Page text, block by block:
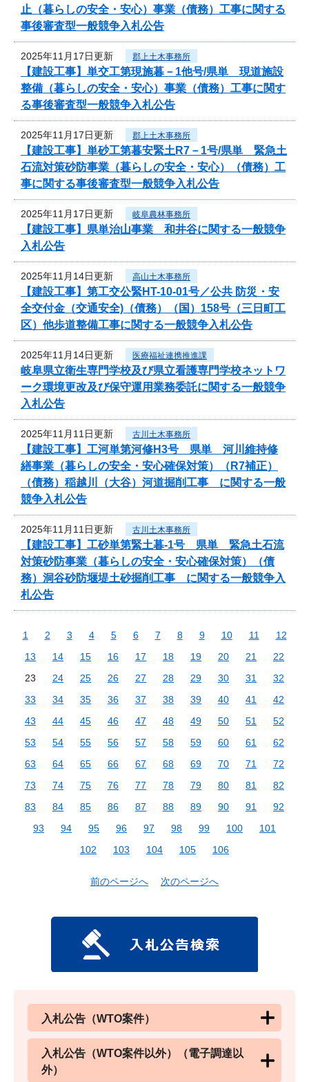
止（暮らしの安全・安心）事業（債務）工事に関する
事後審査型一般競争入札公告
2025年11月17日更新 郡上土木事務所
【建設工事】単交工第現施暮－1他号/県単 現道施設
整備（暮らしの安全・安心）事業（債務）工事に関す
る事後審査型一般競争入札公告
2025年11月17日更新 郡上土木事務所
【建設工事】単砂工第暮安緊土R7－1号/県単 緊急土
石流対策砂防事業（暮らしの安全・安心）（債務）工
事に関する事後審査型一般競争入札公告
2025年11月17日更新 岐阜農林事務所
【建設工事】県単治山事業 和井谷に関する一般競争
入札公告
2025年11月14日更新 高山土木事務所
【建設工事】第工交公緊HT-10-01号／公共 防災・安
全交付金（交通安全)（債務）（国）158号（三日町工
区）他歩道整備工事に関する一般競争入札公告
2025年11月14日更新 医療福祉連携推進課
岐阜県立衛生専門学校及び県立看護専門学校ネットワ
ーク環境更改及び保守運用業務委託に関する一般競争
入札公告
2025年11月11日更新 古川土木事務所
【建設工事】工河単第河修H3号 県単 河川維持修
繕事業（暮らしの安全・安心確保対策）（R7補正）
（債務）稲越川（大谷）河道掘削工事 に関する一般
競争入札公告
2025年11月11日更新 古川土木事務所
【建設工事】工砂単第緊土暮-1号 県単 緊急土石流
対策砂防事業（暮らしの安全・安心確保対策）（債
務）洞谷砂防堰堤土砂掘削工事 に関する一般競争入
札公告
1 2 3 4 5 6 7 8 9 10 11
12
13
14 15 16 17 18 19 20 21
22
23
24 25 26 27 28 29 30 31
32
33
34 35 36 37 38 39 40 41
42
43
44 45 46 47 48 49 50 51
52
53
54 55 56 57 58 59 60 61
62
63
64 65 66 67 68 69 70 71
72
73
74 75 76 77 78 79 80 81
82
83
84 85 86 87 88 89 90 91
92
93
94 95 96 97 98 99 100
101
102
103 104 105 106
前のページへ 次のページへ
入札公告（WTO案件）
入札公告（WTO案件以外）（電子調達以
外）